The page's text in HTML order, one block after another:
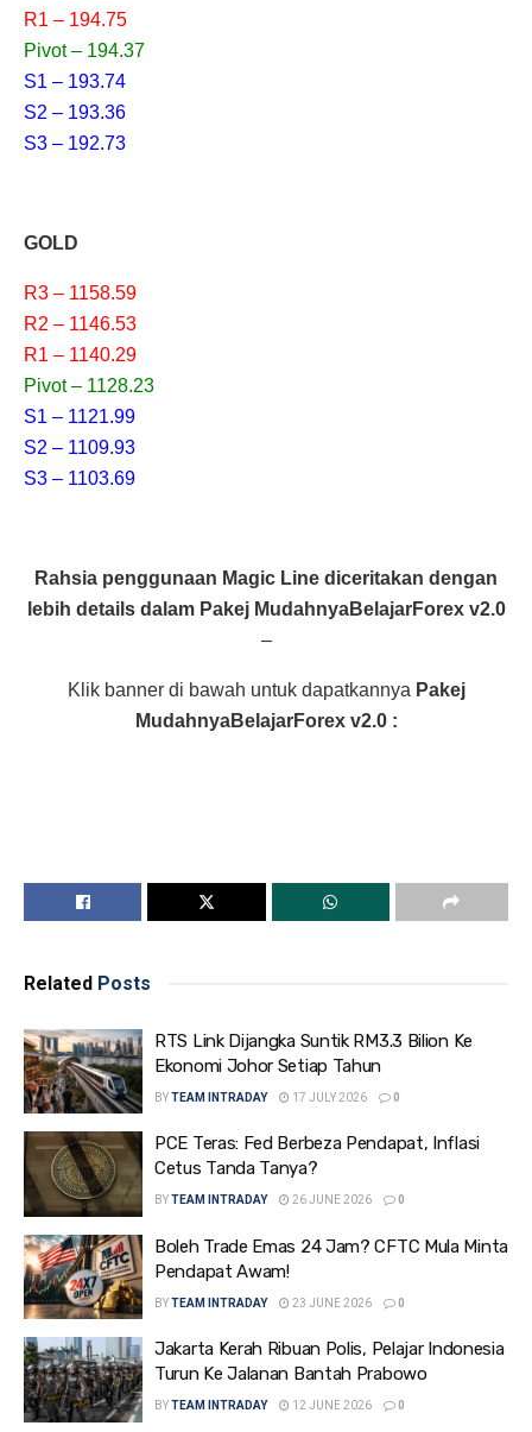
R1 – 194.75
Pivot – 194.37
S1 – 193.74
S2 – 193.36
S3 – 192.73
GOLD
R3 – 1158.59
R2 – 1146.53
R1 – 1140.29
Pivot – 1128.23
S1 – 1121.99
S2 – 1109.93
S3 – 1103.69
Rahsia penggunaan Magic Line diceritakan dengan
lebih details dalam Pakej MudahnyaBelajarForex v2.0
–
Klik banner di bawah untuk dapatkannya Pakej
MudahnyaBelajarForex v2.0 :
Related Posts
RTS Link Dijangka Suntik RM3.3 Bilion Ke
Ekonomi Johor Setiap Tahun
BYTEAM INTRADAY 17 JULY 2026 0
PCE Teras: Fed Berbeza Pendapat, Inflasi
Cetus Tanda Tanya?
BYTEAM INTRADAY 26 JUNE 2026 0
Boleh Trade Emas 24 Jam? CFTC Mula Minta
Pendapat Awam!
BYTEAM INTRADAY 23 JUNE 2026 0
Jakarta Kerah Ribuan Polis, Pelajar Indonesia
Turun Ke Jalanan Bantah Prabowo
BYTEAM INTRADAY 12 JUNE 2026 0